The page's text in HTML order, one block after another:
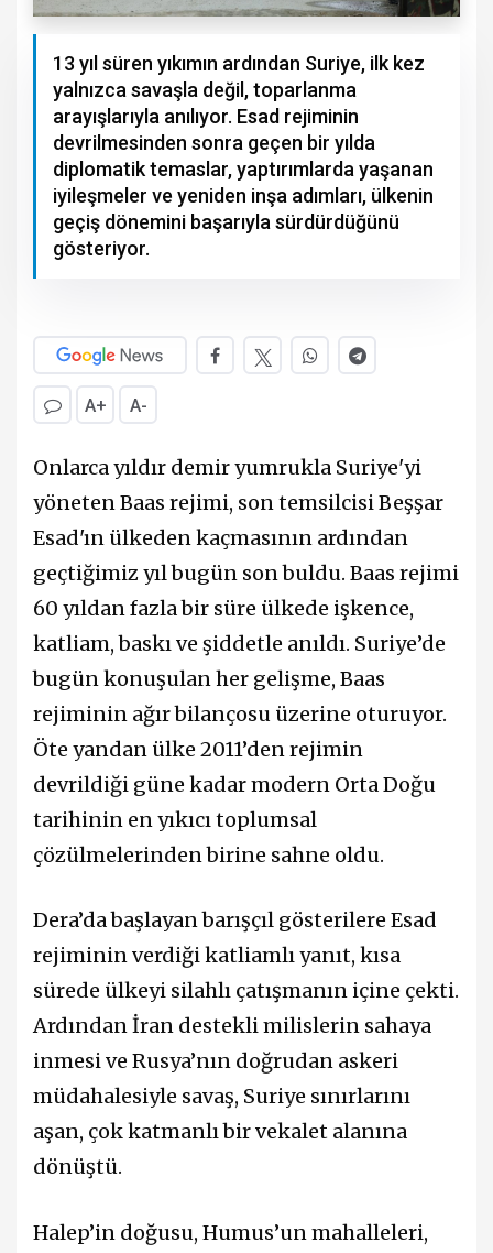
13 yıl süren yıkımın ardından Suriye, ilk kez
yalnızca savaşla değil, toparlanma
arayışlarıyla anılıyor. Esad rejiminin
devrilmesinden sonra geçen bir yılda
diplomatik temaslar, yaptırımlarda yaşanan
iyileşmeler ve yeniden inşa adımları, ülkenin
geçiş dönemini başarıyla sürdürdüğünü
gösteriyor.
A+ A-
Onlarca yıldır demir yumrukla Suriye'yi
yöneten Baas rejimi, son temsilcisi Beşşar
Esad'ın ülkeden kaçmasının ardından
geçtiğimiz yıl bugün son buldu. Baas rejimi
60 yıldan fazla bir süre ülkede işkence,
katliam, baskı ve şiddetle anıldı. Suriye’de
bugün konuşulan her gelişme, Baas
rejiminin ağır bilançosu üzerine oturuyor.
Öte yandan ülke 2011’den rejimin
devrildiği güne kadar modern Orta Doğu
tarihinin en yıkıcı toplumsal
çözülmelerinden birine sahne oldu.
Dera’da başlayan barışçıl gösterilere Esad
rejiminin verdiği katliamlı yanıt, kısa
sürede ülkeyi silahlı çatışmanın içine çekti.
Ardından İran destekli milislerin sahaya
inmesi ve Rusya’nın doğrudan askeri
müdahalesiyle savaş, Suriye sınırlarını
aşan, çok katmanlı bir vekalet alanına
dönüştü.
Halep’in doğusu, Humus’un mahalleleri,